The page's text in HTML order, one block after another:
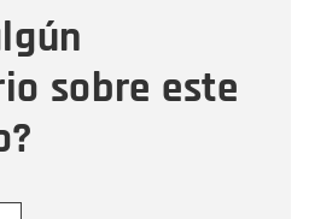
sobre este